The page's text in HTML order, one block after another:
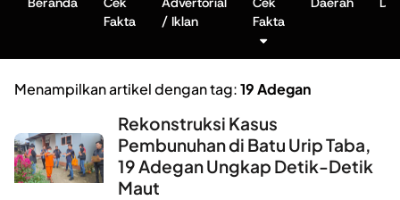
Fakta
/ Iklan
Fakta
Menampilkan artikel dengan tag:19 Adegan
Rekonstruksi Kasus
Pembunuhan di Batu Urip Taba,
19 Adegan Ungkap Detik-Detik
Maut